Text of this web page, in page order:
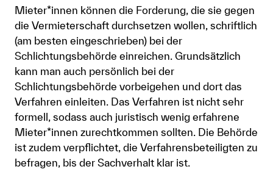
Mieter*innen können die Forderung, die sie gegen
die Vermieterschaft durchsetzen wollen, schriftlich
(am besten eingeschrieben) bei der
Schlichtungsbehörde einreichen. Grundsätzlich
kann man auch persönlich bei der
Schlichtungsbehörde vorbeigehen und dort das
Verfahren einleiten. Das Verfahren ist nicht sehr
formell, sodass auch juristisch wenig erfahrene
Mieter*innen zurechtkommen sollten. Die Behörde
ist zudem verpflichtet, die Verfahrensbeteiligten zu
befragen, bis der Sachverhalt klar ist.